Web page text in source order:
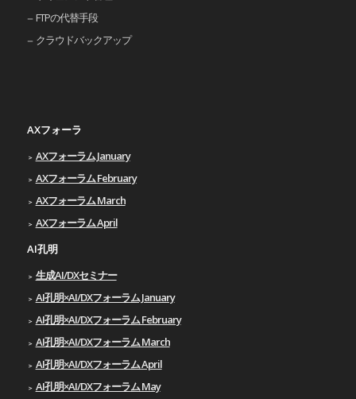
FTPの代替手段
クラウドバックアップ
AXフォーラ
AXフォーラム January
AXフォーラム February
AXフォーラム March
AXフォーラム April
AI孔明
生成AI/DXセミナー
AI孔明×AI/DXフォーラム January
AI孔明×AI/DXフォーラム February
AI孔明×AI/DXフォーラム March
AI孔明×AI/DXフォーラム April
AI孔明×AI/DXフォーラム May